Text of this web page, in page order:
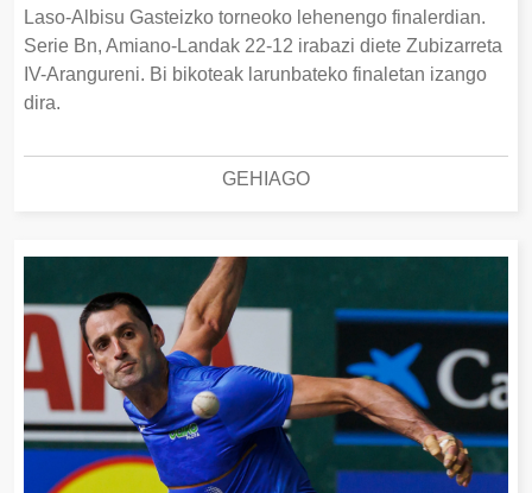
Laso-Albisu Gasteizko torneoko lehenengo finalerdian.
Serie Bn, Amiano-Landak 22-12 irabazi diete Zubizarreta
IV-Arangureni. Bi bikoteak larunbateko finaletan izango
dira.
GEHIAGO